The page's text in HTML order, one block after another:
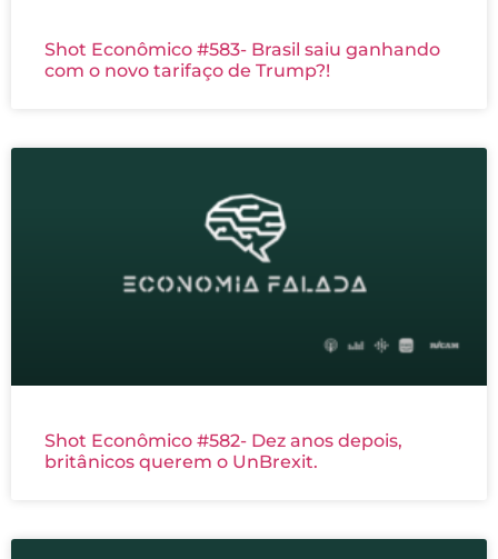
Shot Econômico #583- Brasil saiu ganhando
com o novo tarifaço de Trump?!
Shot Econômico #582- Dez anos depois,
britânicos querem o UnBrexit.